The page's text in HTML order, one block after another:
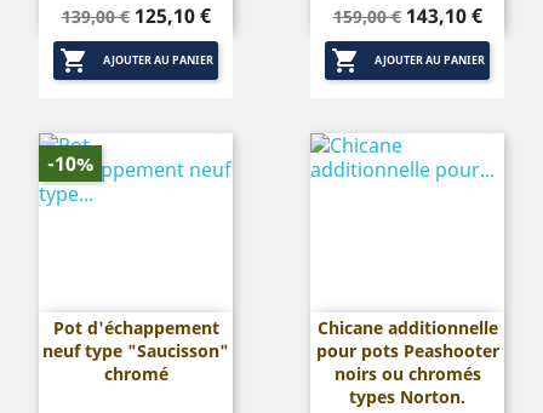
Prix
de
base
139,00 € Prix
125,10 €
 AJOUTER AU PANIER
Prix
de
base
159,00 € Prix
143,10 €
 AJOUTER AU PANIER
Pot d'échappement
neuf type "Saucisson"
chromé
-10%
Chicane additionnelle
pour pots Peashooter
noirs ou chromés
types Norton.